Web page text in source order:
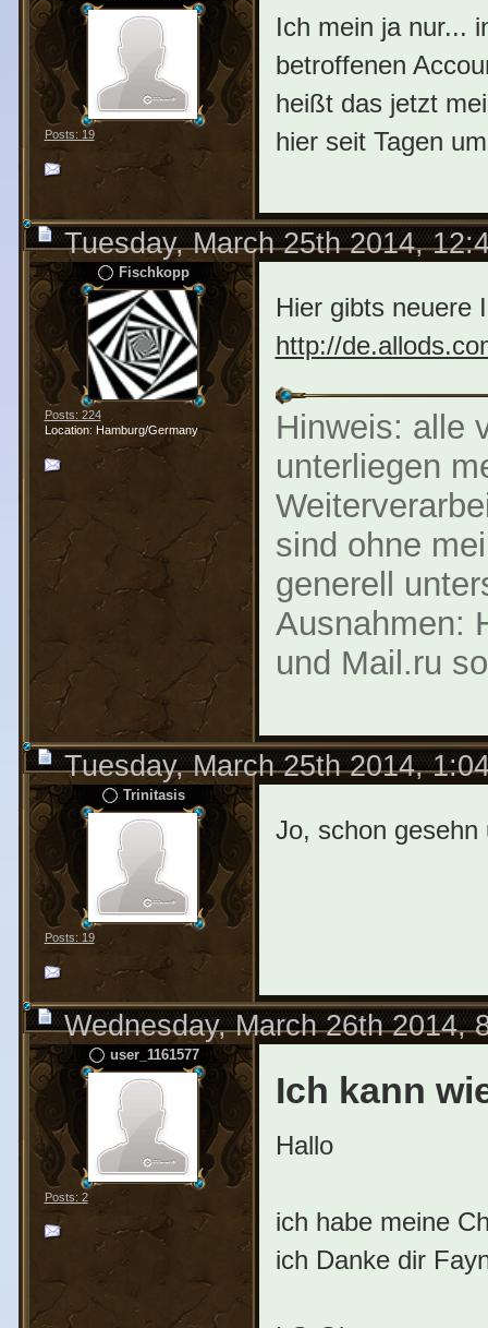
Posts: 19
Ich mein ja nur...
betroffenen
heißt das jetzt
hier seit Tagen
Tuesday, March 25th 2014,
Fischkopp
Posts: 224
Location: Hamburg/Germany
Hier gibts neuere
http://
Hinweis: alle
unterliegen
sind ohne
generell
Ausnahmen:
und Mail.ru
Tuesday, March 25th 2014,
Trinitasis
Posts: 19
Jo, schon
Wednesday, March 26th 2014,
user_1161577
Posts: 2
Ich kann
Hallo
ich habe meine
ich Danke dir